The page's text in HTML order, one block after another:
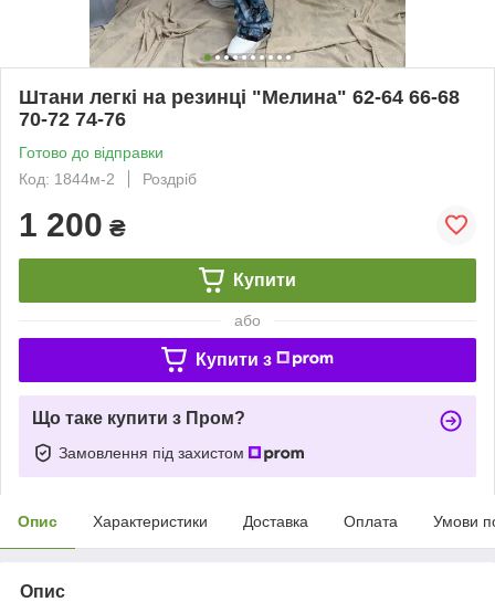
Штани легкі на резинці "Мелина" 62-64 66-68
70-72 74-76
Готово до відправки
Код: 1844м-2
Роздріб
1 200 ₴
Купити
або
Купити з
Що таке купити з Пром?
Замовлення під захистом
Опис Характеристики Доставка Оплата Умови
Опис